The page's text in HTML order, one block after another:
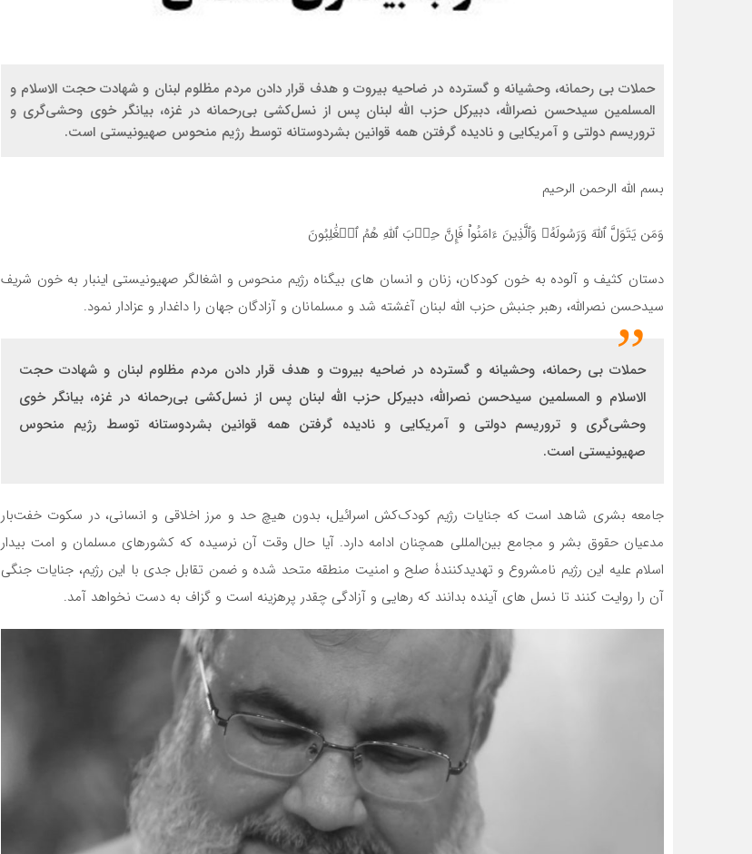
حملات بی رحمانه، وحشیانه و گسترده در ضاحیه بیروت و هدف قرار دادن مردم مظلوم لبنان و شهادت حجت الاسلام و
المسلمین سیدحسن نصرالله، دبیرکل حزب الله لبنان پس از نسل‌کشی بی‌رحمانه در غزه، بیانگر خوی وحشی‌گری و
تروریسم دولتی و آمریکایی و نادیده گرفتن همه قوانین بشردوستانه توسط رژیم منحوس صهیونیستی است.
بسم الله الرحمن الرحیم
وَمَن یَتَوَلَّ ٱللَّهَ وَرَسُولَهُۥ وَٱلَّذِینَ ءَامَنُواْ فَإِنَّ حِزۡبَ ٱللَّهِ هُمُ ٱلۡغَٰلِبُونَ
دستان کثیف و آلوده به خون کودکان، زنان و انسان های بیگناه رژیم منحوس و اشغالگر صهیونیستی اینبار به خون شریف
سیدحسن نصرالله، رهبر جنبش حزب الله لبنان آغشته شد و مسلمانان و آزادگان جهان را داغدار و عزادار نمود.
حملات بی رحمانه، وحشیانه و گسترده در ضاحیه بیروت و هدف قرار دادن مردم مظلوم لبنان و شهادت حجت
الاسلام و المسلمین سیدحسن نصرالله، دبیرکل حزب الله لبنان پس از نسل‌کشی بی‌رحمانه در غزه، بیانگر خوی
وحشی‌گری و تروریسم دولتی و آمریکایی و نادیده گرفتن همه قوانین بشردوستانه توسط رژیم منحوس
صهیونیستی است.
جامعه بشری شاهد است که جنایات رژیم کودک‌کش اسرائیل، بدون هیچ حد و مرز اخلاقی و انسانی، در سکوت خفت‌بار
مدعیان حقوق بشر و مجامع بین‌المللی همچنان ادامه دارد. آیا حال وقت آن نرسیده که کشورهای مسلمان و امت بیدار
اسلام علیه این رژیم نامشروع و تهدیدکنندۀ صلح و امنیت منطقه متحد شده و ضمن تقابل جدی با این رژیم، جنایات جنگی
آن را روایت کنند تا نسل های آینده بدانند که رهایی و آزادگی چقدر پرهزینه است و گزاف به دست نخواهد آمد.